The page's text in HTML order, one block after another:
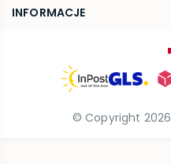
Blog
FAQ
Reklamacje i zwroty
INFORMACJE
Polityka prywatności
© Copyright 2026